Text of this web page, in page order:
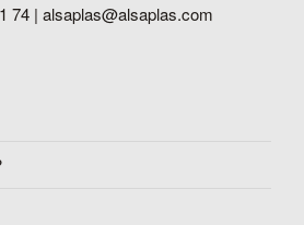
74 | alsaplas@alsaplas.com